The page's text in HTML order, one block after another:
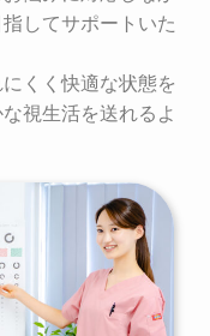
してサポートいた
くく快適な状態を
視生活を送れるよ